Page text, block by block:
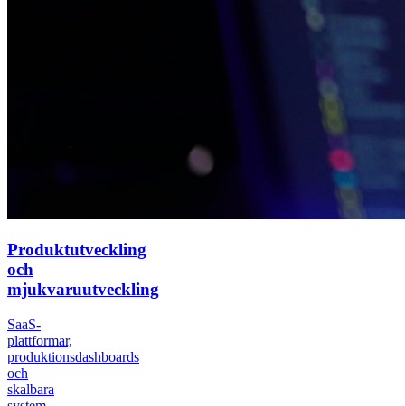
Produktutveckling
och
mjukvaruutveckling
SaaS-
plattformar,
produktionsdashboards
och
skalbara